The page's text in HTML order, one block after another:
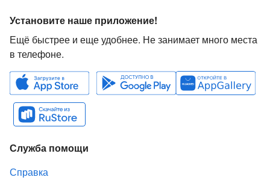
Установите наше приложение!
Ещё быстрее и еще удобнее. Не занимает много места
в телефоне.
Служба помощи
Справка